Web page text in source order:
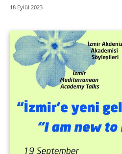
18 Eylül 2023